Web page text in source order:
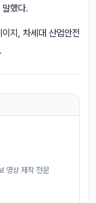
했다.
지, 차세대 산업안전
영상 제작 전문